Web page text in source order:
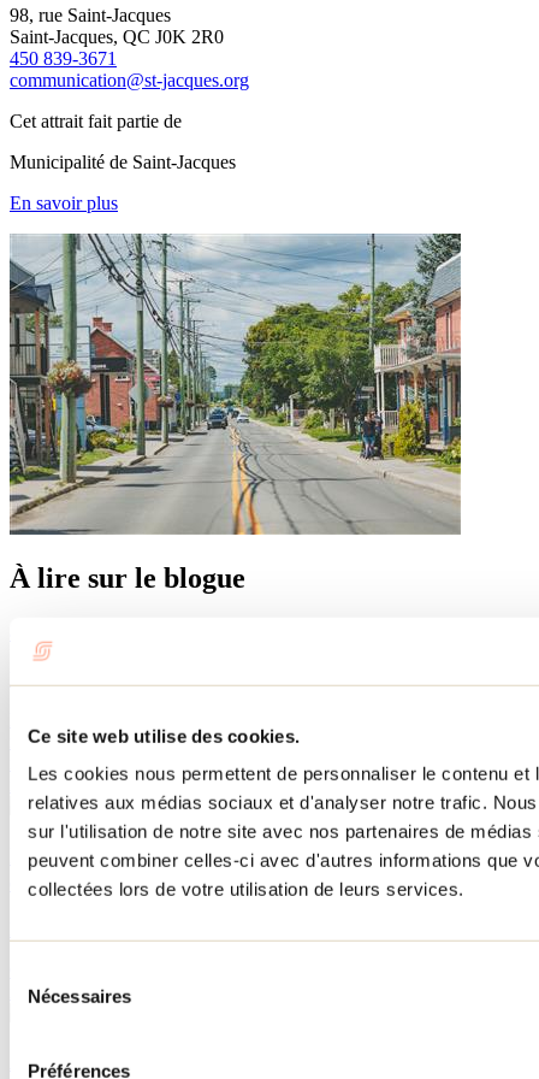
Ce site web utilise des cookies.
Les cookies nous permettent de personnaliser le contenu
relatives aux médias sociaux et d'analyser notre trafic.
sur l'utilisation de notre site avec nos partenaires de
peuvent combiner celles-ci avec d'autres informations que
collectées lors de votre utilisation de leurs services.
Nécessaires
Préférences
98, rue Saint-Jacques
Saint-Jacques, QC J0K 2R0
450 839-3671
communication@st-jacques.org
Cet attrait fait partie de
Municipalité de Saint-Jacques
En savoir plus
À lire sur le blogue
musées fascinants où art, histoire, patrimoine et expériences
immersives se rencontrent pour surprendre toute la famille, peu
importe la saison.
Itinéraire pour parcourir la Nouvelle-Acadie et ses
environs cet été
itinéraire combinant saveurs régionales, culture et plein air.
Activités à petits prix à faire dans Lanaudière cet été